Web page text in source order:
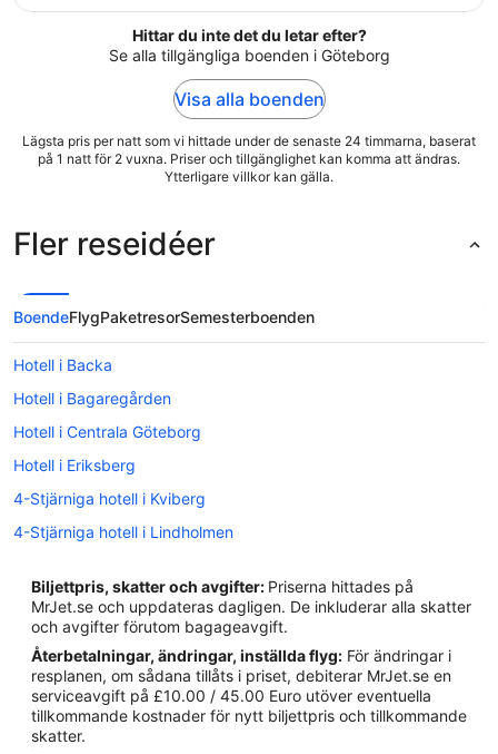
Hittar du inte det du letar efter?
Se alla tillgängliga boenden i Göteborg
Visa alla boenden
Lägsta pris per natt som vi hittade under de senaste 24 timmarna, baserat
på 1 natt för 2 vuxna. Priser och tillgänglighet kan komma att ändras.
Ytterligare villkor kan gälla.
Fler reseidéer
BoendeFlygPaketresorSemesterboenden
Hotell i Backa
Hotell i Bagaregården
Hotell i Centrala Göteborg
Hotell i Eriksberg
4-Stjärniga hotell i Kviberg
4-Stjärniga hotell i Lindholmen
Hotell i Gamlestaden
Vandrarhem i Göteborgs centralstation
Hotell i Guldheden
Hotell i Haga
Hotell i Heden
Biljettpris, skatter och avgifter: Priserna hittades på
MrJet.se och uppdateras dagligen. De inkluderar alla skatter
och avgifter förutom bagageavgift.
Återbetalningar, ändringar, inställda flyg: För ändringar i
resplanen, om sådana tillåts i priset, debiterar MrJet.se en
serviceavgift på £10.00 / 45.00 Euro utöver eventuella
tillkommande kostnader för nytt biljettpris och tillkommande
skatter.